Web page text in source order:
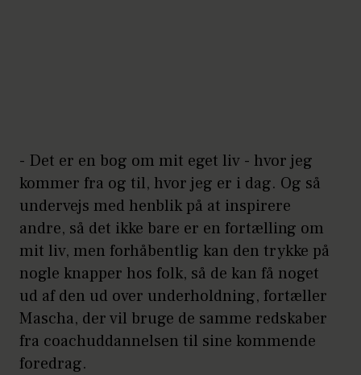
- Det er en bog om mit eget liv - hvor jeg
kommer fra og til, hvor jeg er i dag. Og så
undervejs med henblik på at inspirere
andre, så det ikke bare er en fortælling om
mit liv, men forhåbentlig kan den trykke på
nogle knapper hos folk, så de kan få noget
ud af den ud over underholdning, fortæller
Mascha, der vil bruge de samme redskaber
fra coachuddannelsen til sine kommende
foredrag.